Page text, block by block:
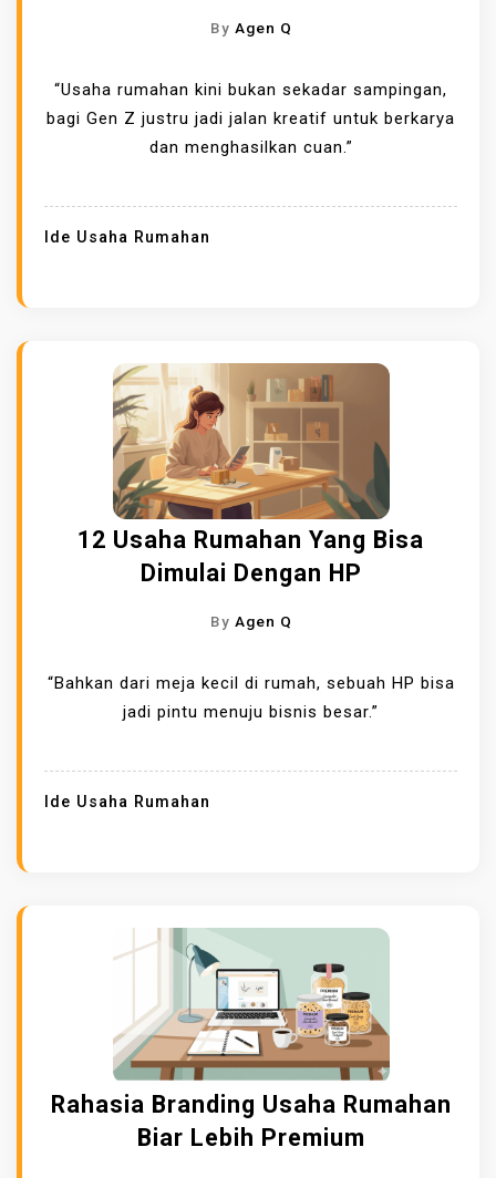
By Agen Q
“Usaha rumahan kini bukan sekadar sampingan,
bagi Gen Z justru jadi jalan kreatif untuk berkarya
dan menghasilkan cuan.”
Ide Usaha Rumahan
12 Usaha Rumahan Yang Bisa
Dimulai Dengan HP
By Agen Q
“Bahkan dari meja kecil di rumah, sebuah HP bisa
jadi pintu menuju bisnis besar.”
Ide Usaha Rumahan
Rahasia Branding Usaha Rumahan
Biar Lebih Premium